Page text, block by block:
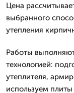
Цена
выбранного
утепления
Работы
технологией:
утеплителя,
используем